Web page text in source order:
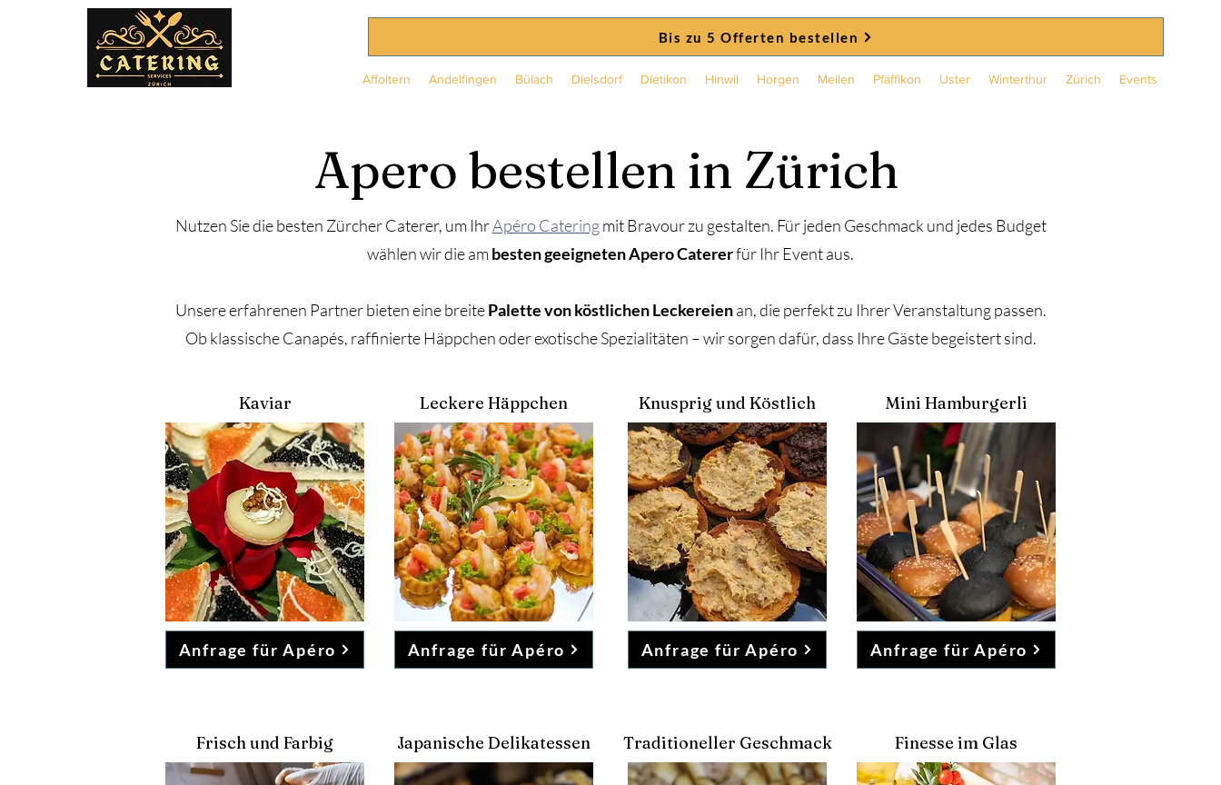
Bis zu 5 Offerten bestellen
Affoltern Andelfingen Bülach Dielsdorf Dietikon Hinwil Horgen Meilen Pfäffikon Uster Winterthur Zürich Events
Apero bestellen in Zürich
Nutzen Sie die besten Zürcher Caterer, um IhrApéro Cateringmit Bravour zu gestalten. Für jeden Geschmack und jedes Budget
wählen wir die ambesten geeigneten Apero Catererfür Ihr Event aus.
Unsere erfahrenen Partner bieten eine breitePalette von köstlichen Leckereienan, die perfekt zu Ihrer Veranstaltung passen.
Ob klassische Canapés, raffinierte Häppchen oder exotische Spezialitäten – wir sorgen dafür, dass Ihre Gäste begeistert sind.
Kaviar
Anfrage für Apéro
Leckere Häppchen
Anfrage für Apéro
Knusprig und Köstlich
Anfrage für Apéro
Mini Hamburgerli
Anfrage für Apéro
Frisch und Farbig Japanische Delikatessen Traditioneller Geschmack Finesse im Glas